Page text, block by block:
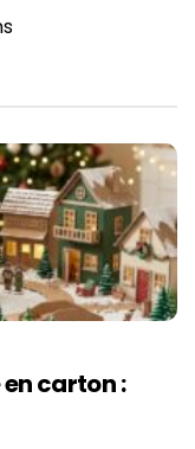
carton :